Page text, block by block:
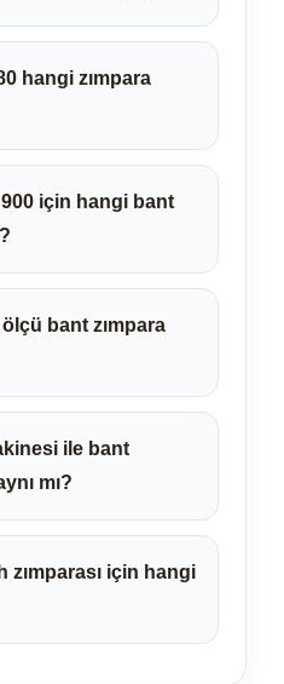
hangi zımpara
için hangi bant
bant zımpara
ile bant
mı?
zımparası için hangi